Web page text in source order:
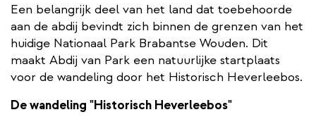
Een belangrijk deel van het land dat toebehoorde
aan de abdij bevindt zich binnen de grenzen van het
huidige Nationaal Park Brabantse Wouden. Dit
maakt Abdij van Park een natuurlijke startplaats
voor de wandeling door het Historisch Heverleebos.
De wandeling "Historisch Heverleebos"